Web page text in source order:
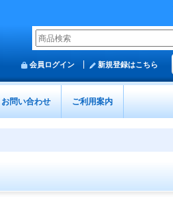
会員ログイン 新規登録はこちら
お問い合わせ ご利用案内